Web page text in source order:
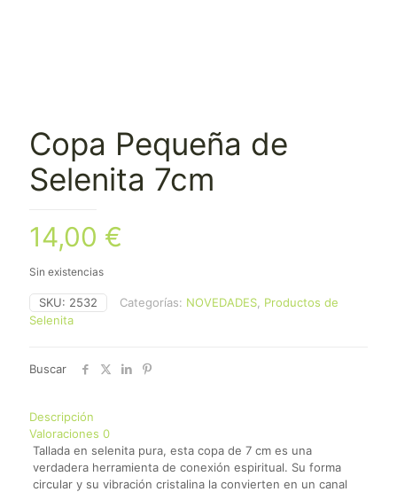
Copa Pequeña de
Selenita 7cm
14,00 €
Sin existencias
SKU: 2532 Categorías: NOVEDADES Productos de
Selenita
Buscar
Descripción
Valoraciones 0
Tallada en selenita pura, esta copa de 7 cm es una
verdadera herramienta de conexión espiritual. Su forma
circular y su vibración cristalina la convierten en un canal